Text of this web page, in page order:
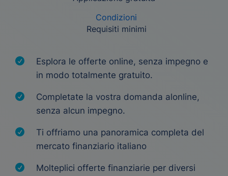
Condizioni
Requisiti minimi
Esplora le offerte online, senza impegno e
in modo totalmente gratuito.
Completate la vostra domanda alonline,
senza alcun impegno.
Ti offriamo una panoramica completa del
mercato finanziario italiano
Molteplici offerte finanziarie per diversi